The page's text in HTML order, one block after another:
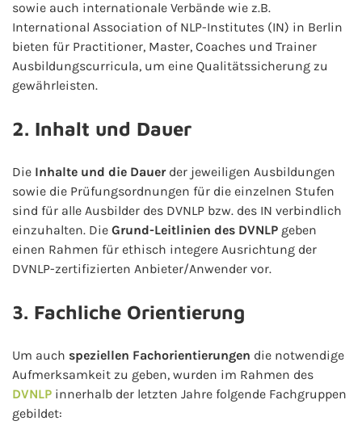
sowie auch internationale Verbände wie z.B.
International Association of NLP-Institutes (IN) in Berlin
bieten für Practitioner, Master, Coaches und Trainer
Ausbildungscurricula, um eine Qualitätssicherung zu
gewährleisten.
2. Inhalt und Dauer
Die Inhalte und die Dauer der jeweiligen Ausbildungen
sowie die Prüfungsordnungen für die einzelnen Stufen
sind für alle Ausbilder des DVNLP bzw. des IN verbindlich
einzuhalten. Die Grund-Leitlinien des DVNLP geben
einen Rahmen für ethisch integere Ausrichtung der
DVNLP-zertifizierten Anbieter/Anwender vor.
3. Fachliche Orientierung
Um auch speziellen Fachorientierungen die notwendige
Aufmerksamkeit zu geben, wurden im Rahmen des
DVNLP innerhalb der letzten Jahre folgende Fachgruppen
gebildet: